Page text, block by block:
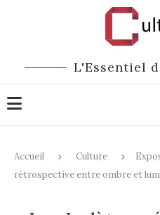
L'Essentiel
Accueil Culture
rétrospective entre ombre et